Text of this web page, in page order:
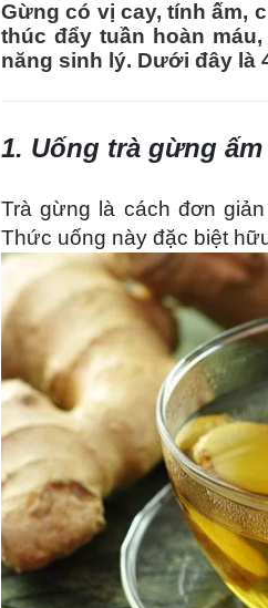
Gừng có vị cay, tính ấm,
thúc đẩy tuần hoàn
năng sinh lý. Dưới đây là
1. Uống trà gừng ấm
Trà gừng là cách đơn
Thức uống này đặc biệt